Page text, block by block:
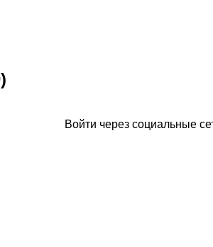
Войти через социальные